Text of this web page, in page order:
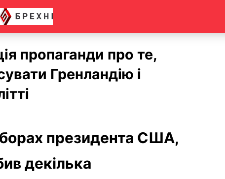
пропаганди про те,
Гренландію і
президента США,
декілька